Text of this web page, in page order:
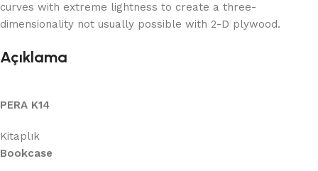
curves with extreme lightness to create a three-
dimensionality not usually possible with 2-D plywood.
Açıklama
PERA K14
Kitaplık
Bookcase